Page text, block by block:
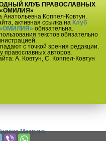
КЛУБ ПРАВОСЛАВНЫХ
Коппел-Ковтун.
активная ссылка на Клуб
«ОМИЛИЯ» обязательна.
текстов обязательно
с точкой зрения редакции.
православных авторов.
А. Ковтун, С. Коппел-Ковтун